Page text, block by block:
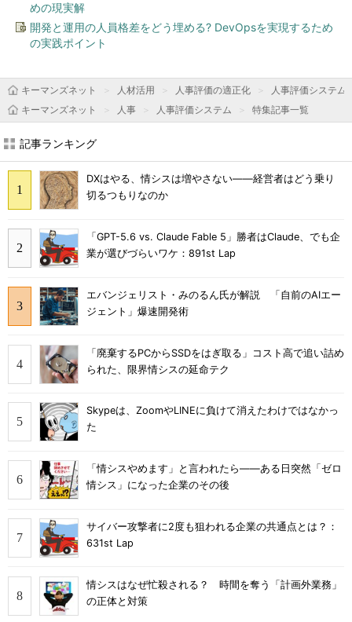
めの現実解
開発と運用の人員格差をどう埋める? DevOpsを実現するため
の実践ポイント
キーマンズネット 人材活用 人事評価の適正化
人事評価システム
キーマンズネット
人事 人事評価システム 特集記事一覧
記事ランキング
DXはやる、情シスは増やさない――経営者はどう乗り
切るつもりなのか
「GPT-5.6 vs. Claude Fable 5」勝者はClaude、でも企
業が選びづらいワケ：891st Lap
エバンジェリスト・みのるん氏が解説 「自前のAIエー
ジェント」爆速開発術
「廃棄するPCからSSDをはぎ取る」コスト高で追い詰め
られた、限界情シスの延命テク
Skypeは、ZoomやLINEに負けて消えたわけではなかっ
た
「情シスやめます」と言われたら――ある日突然「ゼロ
情シス」になった企業のその後
サイバー攻撃者に2度も狙われる企業の共通点とは？：
631st Lap
情シスはなぜ忙殺される？ 時間を奪う「計画外業務」
の正体と対策